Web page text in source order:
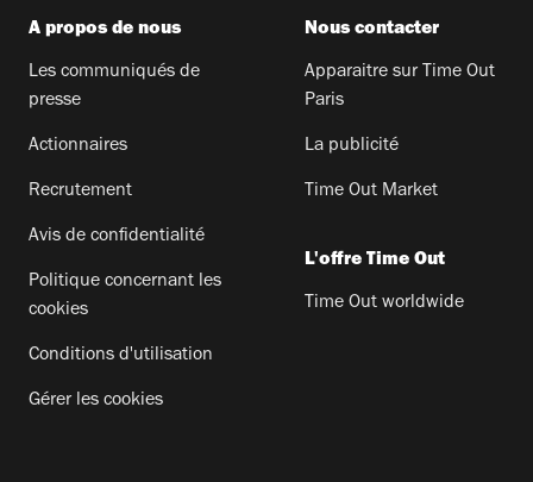
A propos de nous
Les communiqués de
presse
Actionnaires
Recrutement
Avis de confidentialité
Politique concernant les
cookies
Conditions d'utilisation
Gérer les cookies
Nous contacter
Apparaitre sur Time Out
Paris
La publicité
Time Out Market
L'offre Time Out
Time Out worldwide